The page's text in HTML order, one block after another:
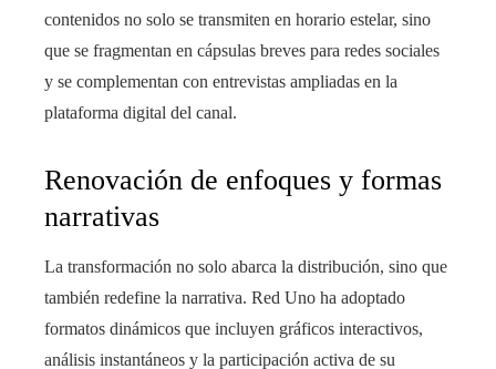
contenidos no solo se transmiten en horario estelar, sino
que se fragmentan en cápsulas breves para redes sociales
y se complementan con entrevistas ampliadas en la
plataforma digital del canal.
Renovación de enfoques y formas
narrativas
La transformación no solo abarca la distribución, sino que
también redefine la narrativa. Red Uno ha adoptado
formatos dinámicos que incluyen gráficos interactivos,
análisis instantáneos y la participación activa de su